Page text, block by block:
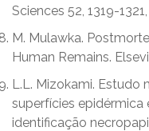
Sciences 52, 1319-
M. Mulawka.
Human Remains.
L.L. Mizokami.
superfícies epidérmica
identificação